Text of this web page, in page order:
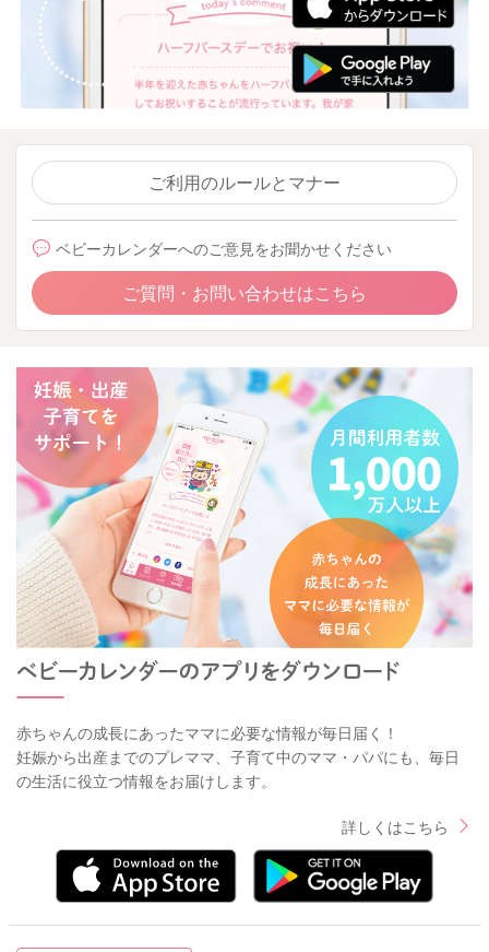
ご利用のルールとマナー
ベビーカレンダーへのご意見をお聞かせください
ご質問・お問い合わせはこちら
赤ちゃんの成長にあったママに必要な情報が毎日届く！
妊娠から出産までのプレママ、子育て中のママ・パパにも、毎日
の生活に役立つ情報をお届けします。
詳しくはこちら